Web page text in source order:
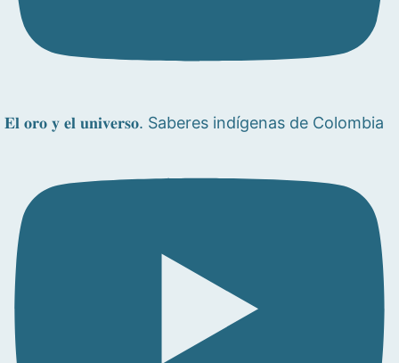
𝐄𝐥 𝐨𝐫𝐨 𝐲 𝐞𝐥 𝐮𝐧𝐢𝐯𝐞𝐫𝐬𝐨. Saberes indígenas de Colombia